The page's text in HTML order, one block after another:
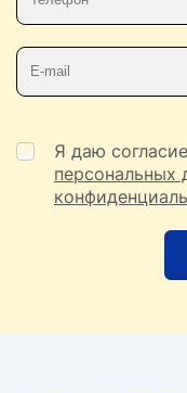
Я даю
персональных